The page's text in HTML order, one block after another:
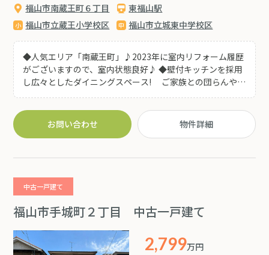
福山市南蔵王町６丁目
東福山駅
福山市立蔵王小学校区
福山市立城東中学校区
◆人気エリア「南蔵王町」♪2023年に室内リフォーム履歴
がございますので、室内状態良好♪ ◆壁付キッチンを採用
し広々としたダイニングスペース! ご家族との団らんや来
客時にもゆとりを感じられる住空間です♪ ◆徒歩圏内にス
ーパー・コンビニ・病院等あり 生活便利施設充実の好立
地♪福山東インター・国道182号線へのアクセスも良好で
お問い合わせ 物件詳細
中古一戸建て
福山市手城町２丁目 中古一戸建て
2,799万円